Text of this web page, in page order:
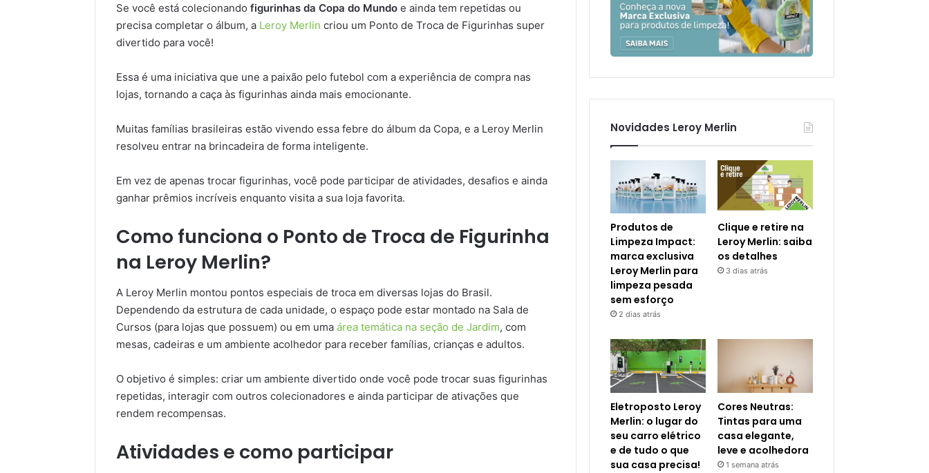
Se você está colecionando figurinhas da Copa do Mundo e ainda tem repetidas ou
precisa completar o álbum, a Leroy Merlin criou um Ponto de Troca de Figurinhas super
divertido para você!
Essa é uma iniciativa que une a paixão pelo futebol com a experiência de compra nas
lojas, tornando a caça às figurinhas ainda mais emocionante.
Muitas famílias brasileiras estão vivendo essa febre do álbum da Copa, e a Leroy Merlin
resolveu entrar na brincadeira de forma inteligente.
Em vez de apenas trocar figurinhas, você pode participar de atividades, desafios e ainda
ganhar prêmios incríveis enquanto visita a sua loja favorita.
Como funciona o Ponto de Troca de Figurinha
na Leroy Merlin?
A Leroy Merlin montou pontos especiais de troca em diversas lojas do Brasil.
Dependendo da estrutura de cada unidade, o espaço pode estar montado na Sala de
Cursos (para lojas que possuem) ou em uma área temática na seção de Jardim, com
mesas, cadeiras e um ambiente acolhedor para receber famílias, crianças e adultos.
O objetivo é simples: criar um ambiente divertido onde você pode trocar suas figurinhas
repetidas, interagir com outros colecionadores e ainda participar de ativações que
rendem recompensas.
Atividades e como participar
Novidades Leroy Merlin
Produtos de
Limpeza Impact:
marca exclusiva
Leroy Merlin para
limpeza pesada
sem esforço
2 dias atrás
Clique e retire na
Leroy Merlin: saiba
os detalhes
3 dias atrás
Eletroposto Leroy
Merlin: o lugar do
seu carro elétrico
e de tudo o que
sua casa precisa!
Cores Neutras:
Tintas para uma
casa elegante,
leve e acolhedora
1 semana atrás